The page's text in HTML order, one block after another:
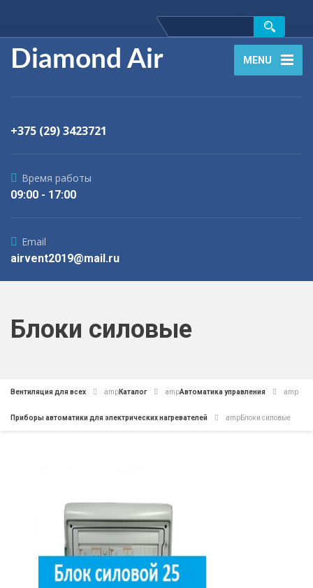
Diamond Air MENU
+375 (29) 3423721
Время работы
09:00 - 17:00
Email
airvent2019@mail.ru
Блоки силовые
Вентиляция для всех ampКаталог ampАвтоматика управления amp
Приборы автоматики для электрических нагревателей ampБлоки силовые